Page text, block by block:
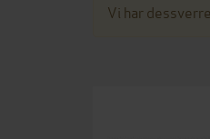
Vi har